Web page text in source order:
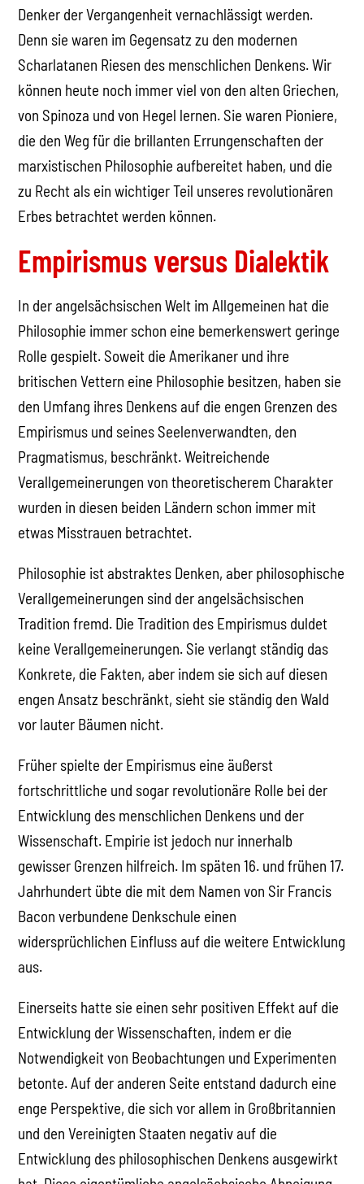
Denker der Vergangenheit vernachlässigt werden.
Denn sie waren im Gegensatz zu den modernen
Scharlatanen Riesen des menschlichen Denkens. Wir
können heute noch immer viel von den alten Griechen,
von Spinoza und von Hegel lernen. Sie waren Pioniere,
die den Weg für die brillanten Errungenschaften der
marxistischen Philosophie aufbereitet haben, und die
zu Recht als ein wichtiger Teil unseres revolutionären
Erbes betrachtet werden können.
Empirismus versus Dialektik
In der angelsächsischen Welt im Allgemeinen hat die
Philosophie immer schon eine bemerkenswert geringe
Rolle gespielt. Soweit die Amerikaner und ihre
britischen Vettern eine Philosophie besitzen, haben sie
den Umfang ihres Denkens auf die engen Grenzen des
Empirismus und seines Seelenverwandten, den
Pragmatismus, beschränkt. Weitreichende
Verallgemeinerungen von theoretischerem Charakter
wurden in diesen beiden Ländern schon immer mit
etwas Misstrauen betrachtet.
Philosophie ist abstraktes Denken, aber philosophische
Verallgemeinerungen sind der angelsächsischen
Tradition fremd. Die Tradition des Empirismus duldet
keine Verallgemeinerungen. Sie verlangt ständig das
Konkrete, die Fakten, aber indem sie sich auf diesen
engen Ansatz beschränkt, sieht sie ständig den Wald
vor lauter Bäumen nicht.
Früher spielte der Empirismus eine äußerst
fortschrittliche und sogar revolutionäre Rolle bei der
Entwicklung des menschlichen Denkens und der
Wissenschaft. Empirie ist jedoch nur innerhalb
gewisser Grenzen hilfreich. Im späten 16. und frühen 17.
Jahrhundert übte die mit dem Namen von Sir Francis
Bacon verbundene Denkschule einen
widersprüchlichen Einfluss auf die weitere Entwicklung
aus.
Einerseits hatte sie einen sehr positiven Effekt auf die
Entwicklung der Wissenschaften, indem er die
Notwendigkeit von Beobachtungen und Experimenten
betonte. Auf der anderen Seite entstand dadurch eine
enge Perspektive, die sich vor allem in Großbritannien
und den Vereinigten Staaten negativ auf die
Entwicklung des philosophischen Denkens ausgewirkt